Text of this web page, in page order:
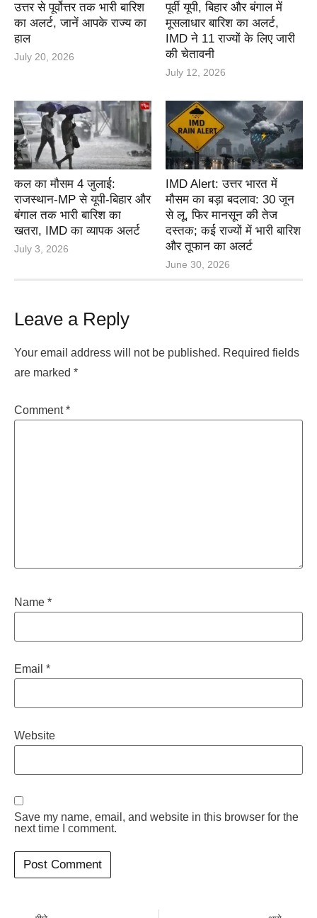
उत्तर से पूर्वोत्तर तक भारी बारिश
का अलर्ट, जानें आपके राज्य का
हाल
July 20, 2026
पूर्वी यूपी, बिहार और बंगाल में
मूसलाधार बारिश का अलर्ट,
IMD ने 11 राज्यों के लिए जारी
की चेतावनी
July 12, 2026
कल का मौसम 4 जुलाई:
राजस्थान-MP से यूपी-बिहार और
बंगाल तक भारी बारिश का
खतरा, IMD का व्यापक अलर्ट
July 3, 2026
IMD Alert: उत्तर भारत में
मौसम का बड़ा बदलाव: 30 जून
से लू, फिर मानसून की तेज
दस्तक; कई राज्यों में भारी बारिश
और तूफान का अलर्ट
June 30, 2026
Leave a Reply
Your email address will not be published. Required fields
are marked *
Comment*
Name *
Email *
Website
Save my name, email, and website in this browser for the
next time I comment.